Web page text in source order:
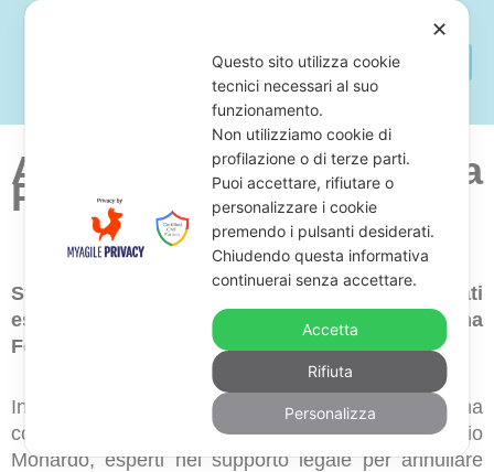
Avvocato Per Opporsi a
Pignoramenti Foligno
Stai cercando uno studio legale di avvocati
esperti in opposizione a pignoramenti in zona
Foligno?
In tal caso, ti suggeriamo di far richiesta di una
consulenza in rete o in zona Foligno a Studio
Monardo, esperti nel supporto legale per annullare
✕
Questo sito utilizza cookie
tecnici necessari al suo
funzionamento.
Non utilizziamo cookie di
profilazione o di terze parti.
Puoi accettare, rifiutare o
personalizzare i cookie
premendo i pulsanti desiderati.
Chiudendo questa informativa
continuerai senza accettare.
Accetta
Rifiuta
Personalizza